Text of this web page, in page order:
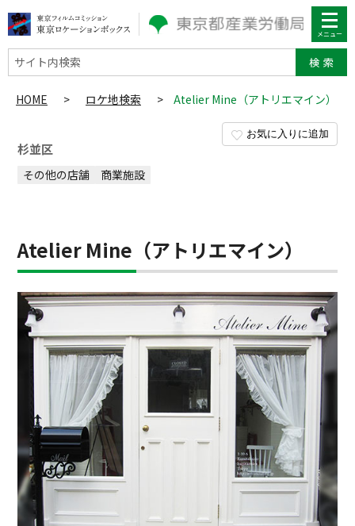
サイト内検索
HOME > ロケ地検索 > Atelier Mine（アトリエマイン）
お気に入りに追加
杉並区
その他の店舗 商業施設
Atelier Mine（アトリエマイン）